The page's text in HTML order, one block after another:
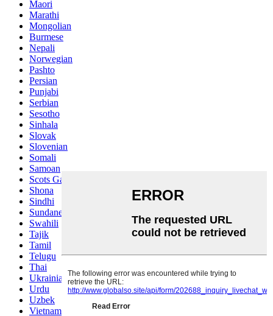
Maori
Marathi
Mongolian
Burmese
Nepali
Norwegian
Pashto
Persian
Punjabi
Serbian
Sesotho
Sinhala
Slovak
Slovenian
Somali
Samoan
Scots Gaelic
Shona
Sindhi
Sundanese
Swahili
Tajik
Tamil
Telugu
Thai
Ukrainian
Urdu
Uzbek
Vietnamese